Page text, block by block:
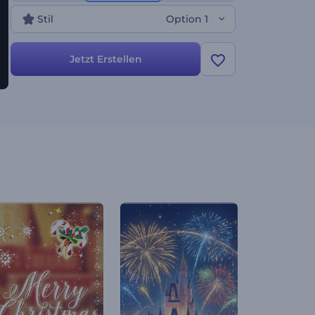
und eine Vielzahl anderer Anwendungen. Probieren
Sie es jetzt aus!
Stil Option 1
Jetzt Erstellen